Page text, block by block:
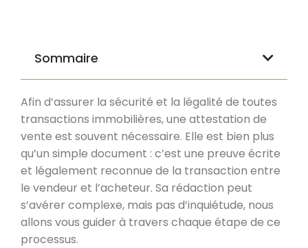
Sommaire
Afin d’assurer la sécurité et la légalité de toutes
transactions immobilières, une attestation de
vente est souvent nécessaire. Elle est bien plus
qu’un simple document : c’est une preuve écrite
et légalement reconnue de la transaction entre
le vendeur et l’acheteur. Sa rédaction peut
s’avérer complexe, mais pas d’inquiétude, nous
allons vous guider à travers chaque étape de ce
processus.